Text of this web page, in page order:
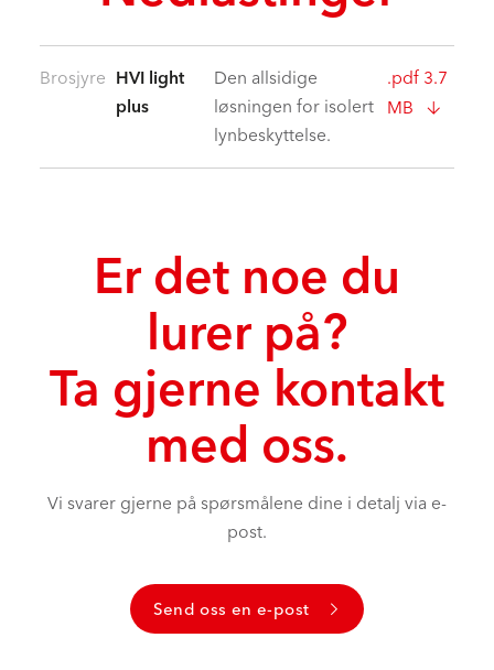
Brosjyre HVI light
plus
Den allsidige
løsningen for isolert
lynbeskyttelse.
.pdf 3.7
MB
Er det noe du
lurer på?
Ta gjerne kontakt
med oss.
Vi svarer gjerne på spørsmålene dine i detalj via e-
post.
Send oss en e-post